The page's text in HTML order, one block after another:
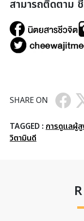
สามารถติดตาม
SHARE ON
TAGGED : การดูแลผู้
วิตามินดี